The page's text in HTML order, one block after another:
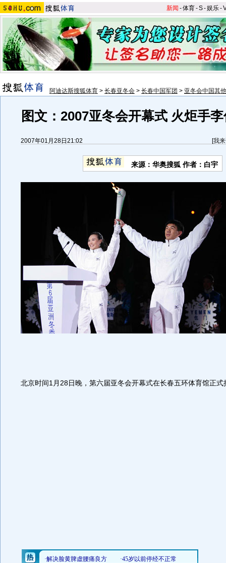
新闻 -体育-S-娱乐-
阿迪达斯搜狐体育 > 长春亚冬会 > 长春中国军团 > 亚冬会中国其他
图文：2007亚冬会开幕式 火炬手
2007年01月28日21:02 [我
来源：华奥搜狐 作者：白宇
北京时间1月28日晚，第六届亚冬会开幕式在长春五环体育馆正式